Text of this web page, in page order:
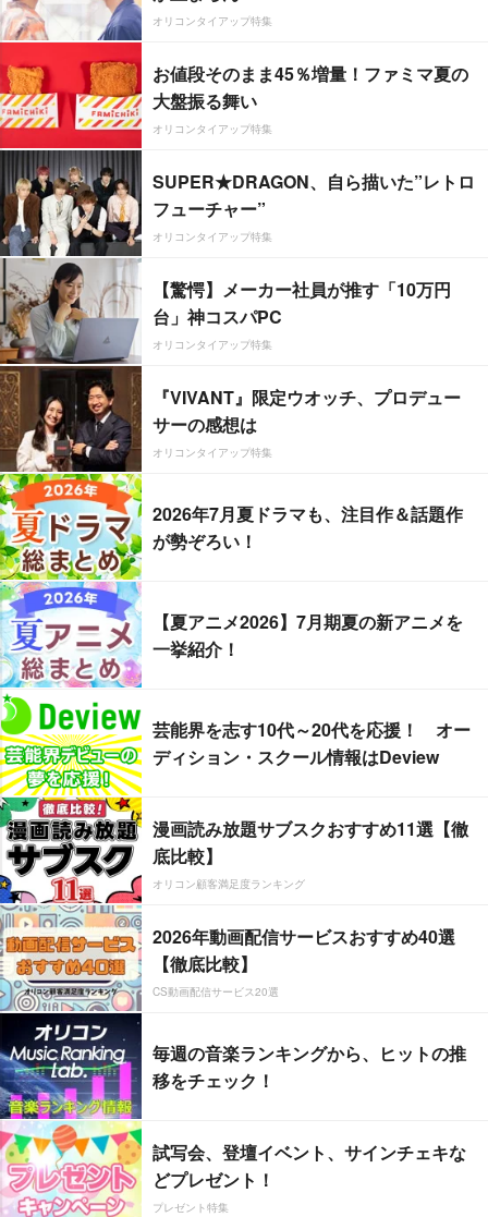
オリコンタイアップ特集
お値段そのまま45％増量！ファミマ夏の
大盤振る舞い
オリコンタイアップ特集
SUPER★DRAGON、自ら描いた”レトロ
フューチャー”
オリコンタイアップ特集
【驚愕】メーカー社員が推す「10万円
台」神コスパPC
オリコンタイアップ特集
『VIVANT』限定ウオッチ、プロデュー
サーの感想は
オリコンタイアップ特集
2026年7月夏ドラマも、注目作＆話題作
が勢ぞろい！
【夏アニメ2026】7月期夏の新アニメを
一挙紹介！
芸能界を志す10代～20代を応援！ オー
ディション・スクール情報はDeview
漫画読み放題サブスクおすすめ11選【徹
底比較】
オリコン顧客満足度ランキング
2026年動画配信サービスおすすめ40選
【徹底比較】
CS動画配信サービス20選
毎週の音楽ランキングから、ヒットの推
移をチェック！
試写会、登壇イベント、サインチェキな
どプレゼント！
プレゼント特集